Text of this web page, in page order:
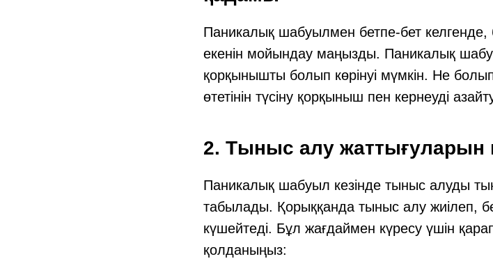
Паникалық шабуылмен бетпе-бет келгенде,
екенін мойындау маңызды. Паникалық
қорқынышты болып көрінуі мүмкін. Не
өтетінін түсіну қорқыныш пен кернеуді
2. Тыныс алу жаттығуларын
Паникалық шабуыл кезінде тыныс алуды
табылады. Қорыққанда тыныс алу жиілеп,
күшейтеді. Бұл жағдаймен күресу үшін
қолданыңыз: